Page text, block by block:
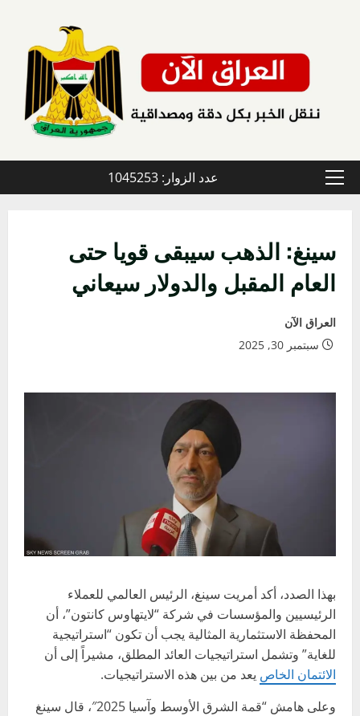
القائمة
عدد الزوار: 1045253
سينغ: الذهب سيبقى قويا حتى
العام المقبل والدولار سيعاني
العراق الآن
سبتمبر 30, 2025
بهذا الصدد، أكد أمريت سينغ، الرئيس العالمي للعملاء
الرئيسيين والمؤسسات في شركة “لايتهاوس كانتون”، أن
المحفظة الاستثمارية المثالية يجب أن تكون “استراتيجية
للغاية” وتشمل استراتيجيات العائد المطلق، مشيراً إلى أن
الائتمان الخاص يعد من بين هذه الاستراتيجيات.
وعلى هامش “قمة الشرق الأوسط وآسيا 2025″، قال سينغ